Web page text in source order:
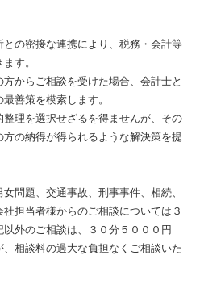
の密接な連携により、税務・会計等
す。
からご相談を受けた場合、会計士と
善策を模索します。
理を選択せざるを得ませんが、その
の納得が得られるような解決策を提
問題、交通事故、刑事事件、相続、
担当者様からのご相談については３
外のご相談は、３０分５０００円
、相談料の過大な負担なくご相談いた